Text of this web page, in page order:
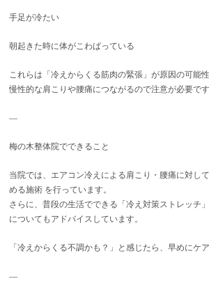
手足が冷たい
朝起きた時に体がこわばっている
これらは「冷えからくる筋肉の緊張」が原因の可能
慢性的な肩こりや腰痛につながるので注意が必要です
—
梅の木整体院でできること
当院では、エアコン冷えによる肩こり・腰痛に対し
める施術 を行っています。
さらに、普段の生活でできる「冷え対策ストレッチ
についてもアドバイスしています。
「冷えからくる不調かも？」と感じたら、早めにケ
—